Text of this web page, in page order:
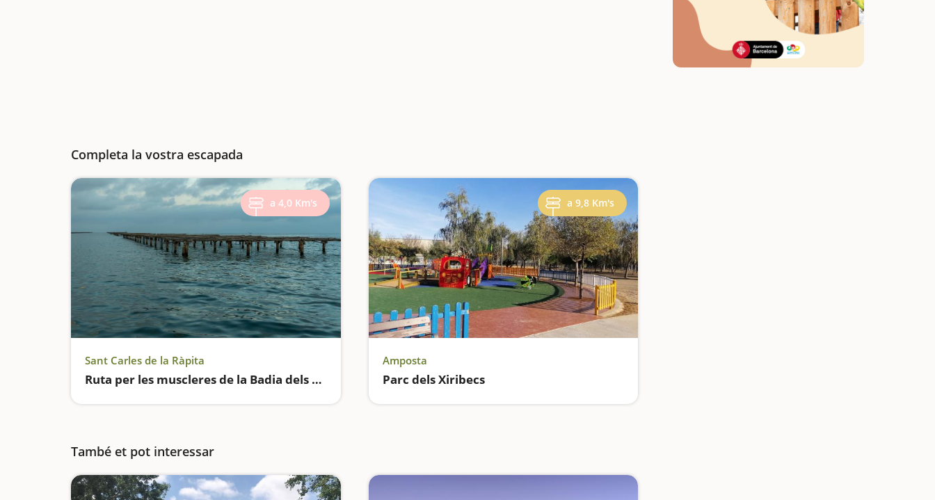
Completa la vostra escapada
a 4,0 Km's
Sant Carles de la Ràpita
Ruta per les muscleres de la Badia dels Alfacs
a 9,8 Km's
Amposta
Parc dels Xiribecs
També et pot interessar